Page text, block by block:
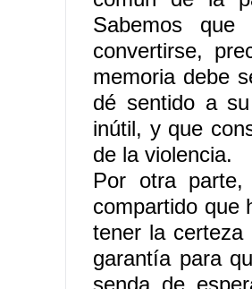
Sabemos
convertirse,
memoria debe
dé sentido a
inútil, y que
de la violencia.
Por otra
compartido que
tener la certeza
garantía para
senda de